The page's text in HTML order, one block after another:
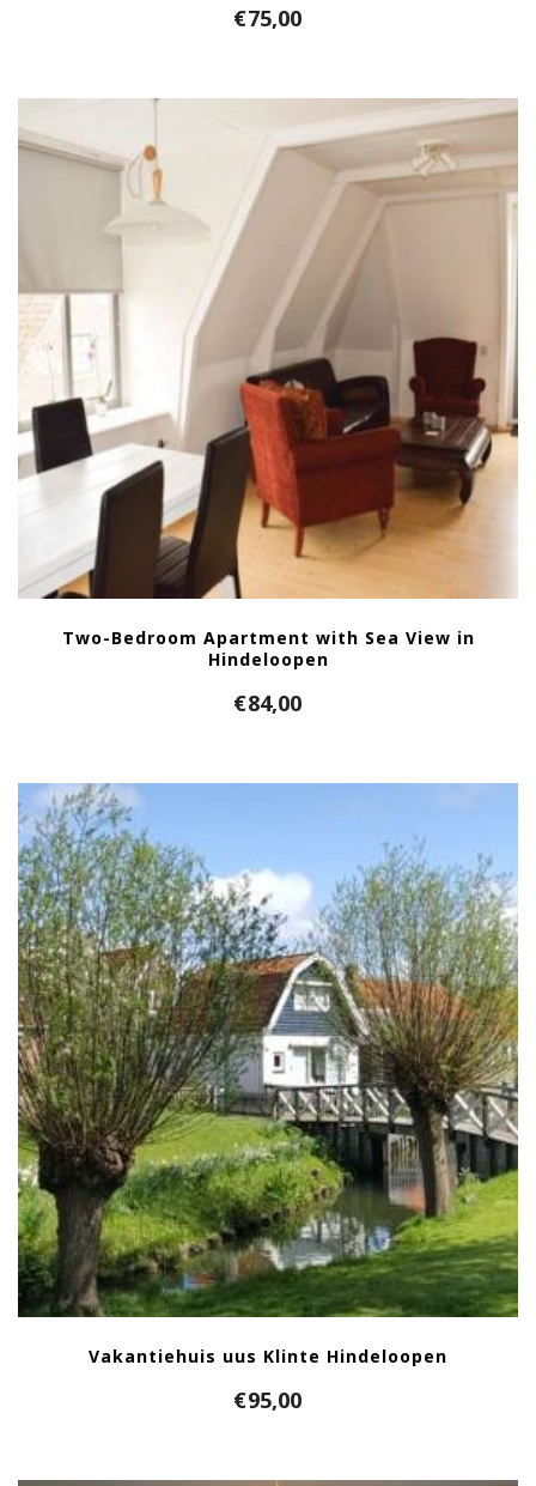
€75,00
Two-Bedroom Apartment with Sea View in
Hindeloopen
€84,00
Vakantiehuis uus Klinte Hindeloopen
€95,00